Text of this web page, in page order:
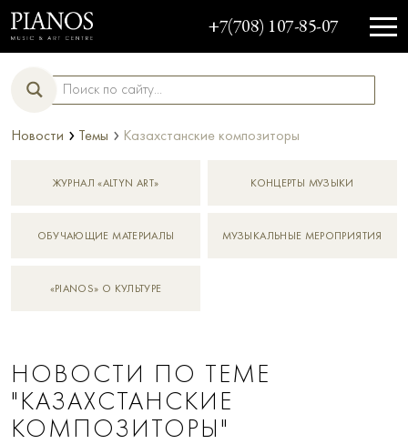
+7(708) 107-85-07
Новости › Темы › казахстанские композиторы
ЖУРНАЛ «ALTYN ART» КОНЦЕРТЫ МУЗЫКИ
ОБУЧАЮЩИЕ МАТЕРИАЛЫ МУЗЫКАЛЬНЫЕ МЕРОПРИЯТИЯ
«PIANOS» О КУЛЬТУРЕ
НОВОСТИ ПО ТЕМЕ
"КАЗАХСТАНСКИЕ
КОМПОЗИТОРЫ"